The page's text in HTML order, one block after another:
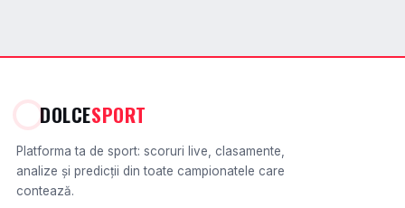
DOLCESPORT
Platforma ta de sport: scoruri live, clasamente,
analize și predicții din toate campionatele care
contează.